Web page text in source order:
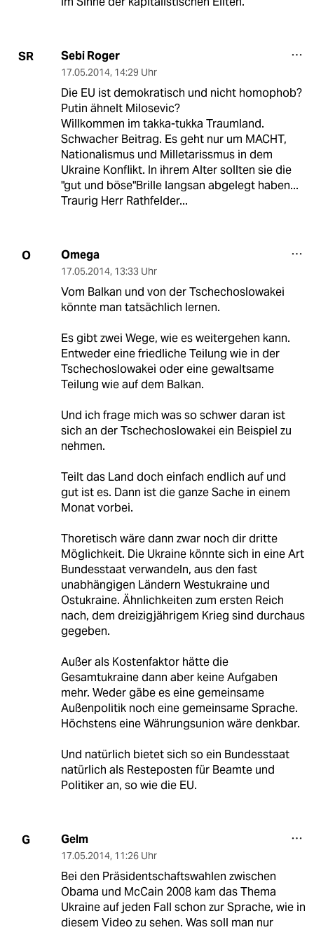
SR Sebi Roger
17.05.2014, 14:29 Uhr
Die EU ist demokratisch und nicht homophob?
Putin ähnelt Milosevic?
Willkommen im takka-tukka Traumland.
Schwacher Beitrag. Es geht nur um MACHT,
Nationalismus und Milletarissmus in dem
Ukraine Konflikt. In ihrem Alter sollten sie die
"gut und böse"Brille langsan abgelegt haben...
Traurig Herr Rathfelder...
O Omega
17.05.2014, 13:33 Uhr
Vom Balkan und von der Tschechoslowakei
könnte man tatsächlich lernen.
Es gibt zwei Wege, wie es weitergehen kann.
Entweder eine friedliche Teilung wie in der
Tschechoslowakei oder eine gewaltsame
Teilung wie auf dem Balkan.
Und ich frage mich was so schwer daran ist
sich an der Tschechoslowakei ein Beispiel zu
nehmen.
Teilt das Land doch einfach endlich auf und
gut ist es. Dann ist die ganze Sache in einem
Monat vorbei.
Thoretisch wäre dann zwar noch dir dritte
Möglichkeit. Die Ukraine könnte sich in eine Art
Bundesstaat verwandeln, aus den fast
unabhängigen Ländern Westukraine und
Ostukraine. Ähnlichkeiten zum ersten Reich
nach, dem dreizigjährigem Krieg sind durchaus
gegeben.
Außer als Kostenfaktor hätte die
Gesamtukraine dann aber keine Aufgaben
mehr. Weder gäbe es eine gemeinsame
Außenpolitik noch eine gemeinsame Sprache.
Höchstens eine Währungsunion wäre denkbar.
Und natürlich bietet sich so ein Bundesstaat
natürlich als Resteposten für Beamte und
Politiker an, so wie die EU.
G Gelm
17.05.2014, 11:26 Uhr
Bei den Präsidentschaftswahlen zwischen
Obama und McCain 2008 kam das Thema
Ukraine auf jeden Fall schon zur Sprache, wie in
diesem Video zu sehen. Was soll man nur